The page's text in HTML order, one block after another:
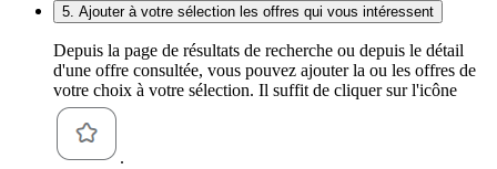
5. Ajouter à votre sélection les offres qui vous intéressent
Depuis la page de résultats de recherche ou depuis le détail
d'une offre consultée, vous pouvez ajouter la ou les offres de
votre choix à votre sélection. Il suffit de cliquer sur l'icône
.